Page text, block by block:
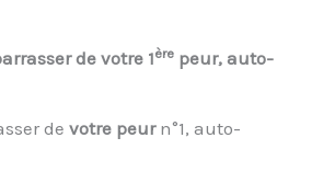
de votre 1ère peur, auto-
de votre peurn°1, auto-